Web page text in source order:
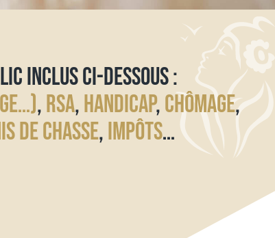
INCLUS CI-DESSOUS :
,RSA,HANDICAP,CHÔMAGE,
DE CHASSE,IMPÔTS…